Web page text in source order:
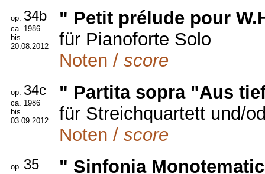
op. 34b
ca. 1986
bis
20.08.2012
" Petit prélude pour
für Pianoforte Solo
Noten / score
op. 34c
ca. 1986
bis
03.09.2012
" Partita sopra "Aus
für Streichquartett und/
Noten / score
op. 35 " Sinfonia